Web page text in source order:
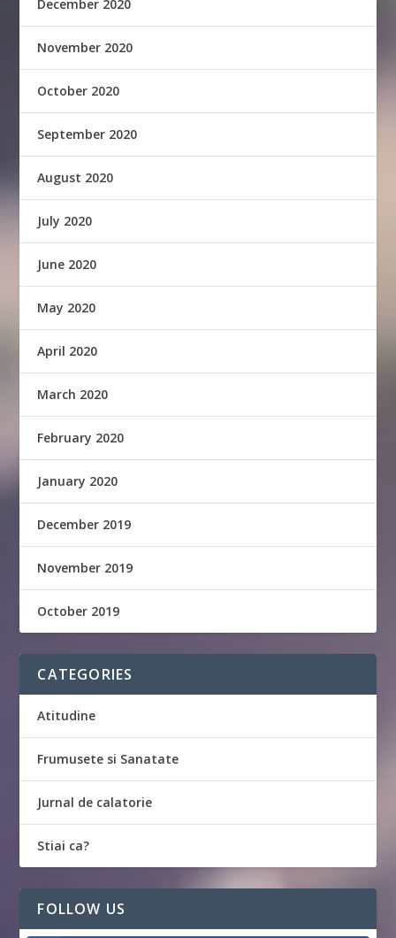
December 2020
November 2020
October 2020
September 2020
August 2020
July 2020
June 2020
May 2020
April 2020
March 2020
February 2020
January 2020
December 2019
November 2019
October 2019
CATEGORIES
Atitudine
Frumusete si Sanatate
Jurnal de calatorie
Stiai ca?
FOLLOW US